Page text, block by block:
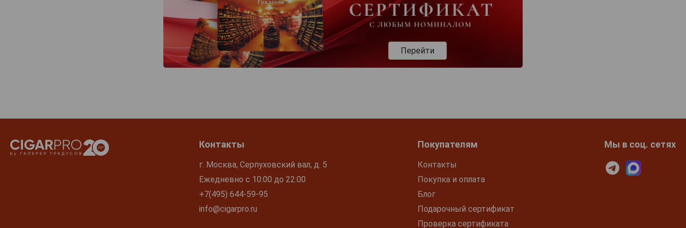
Перейти
Контакты
г. Москва, Серпуховский вал, д. 5
Ежедневно с 10:00 до 22:00
+7(495) 644-59-95
info@cigarpro.ru
Покупателям
Контакты
Покупка и оплата
Блог
Подарочный сертификат
Проверка сертификата
Мы в соц. сетях